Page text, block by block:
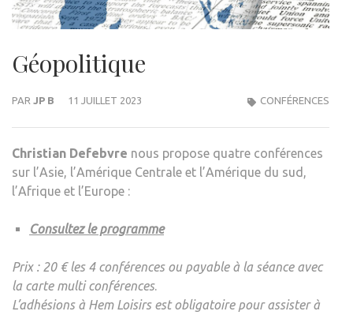
Géopolitique
PAR JP B 11 JUILLET 2023 CONFÉRENCES
Christian Defebvre nous propose quatre conférences
sur l’Asie, l’Amérique Centrale et l’Amérique du sud,
l’Afrique et l’Europe :
Consultez le programme
Prix : 20 € les 4 conférences ou payable à la séance avec
la carte multi conférences.
L’adhésions à Hem Loisirs est obligatoire pour assister à